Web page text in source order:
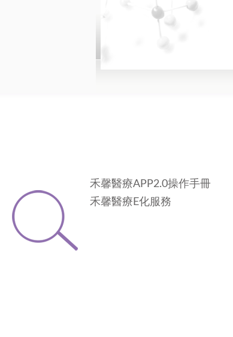
禾馨醫療APP2.0操作手冊
禾馨醫療E化服務